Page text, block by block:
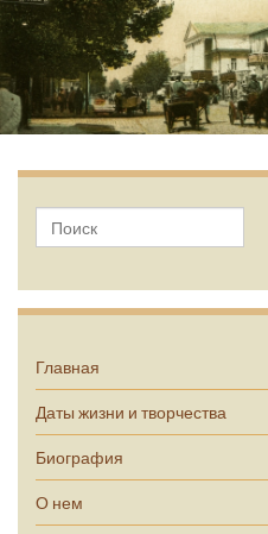
Главная
Даты жизни и творчества
Биография
О нем